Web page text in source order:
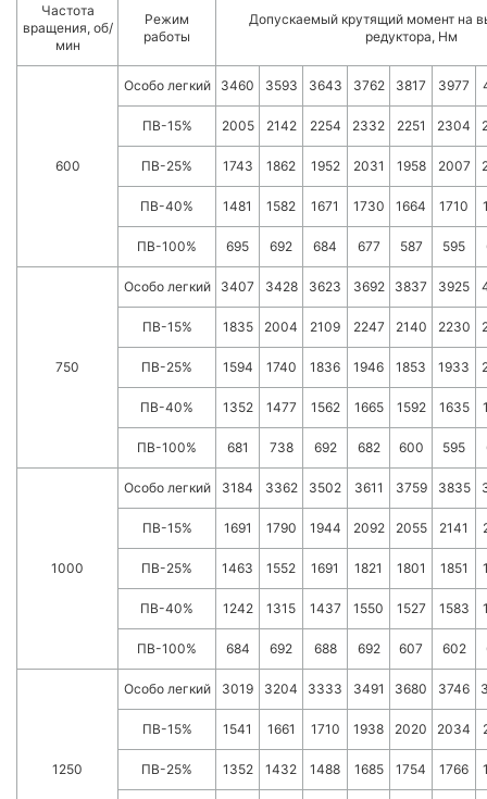
Частота
вращения, об/
мин
Режим
работы
Допускаемый крутящий момент на
редуктора, Нм
600
Особо легкий 3460 3593 3643 3762 3817 3977
ПВ-15% 2005 2142 2254 2332 2251 2304
ПВ-25% 1743 1862 1952 2031 1958 2007
ПВ-40% 1481 1582 1671 1730 1664 1710
ПВ-100% 695 692 684 677 587 595
750
Особо легкий 3407 3428 3623 3692 3837 3925
ПВ-15% 1835 2004 2109 2247 2140 2230
ПВ-25% 1594 1740 1836 1946 1853 1933
ПВ-40% 1352 1477 1562 1665 1592 1635
ПВ-100% 681 738 692 682 600 595
1000
Особо легкий 3184 3362 3502 3611 3759 3835
ПВ-15% 1691 1790 1944 2092 2055 2141
ПВ-25% 1463 1552 1691 1821 1801 1851
ПВ-40% 1242 1315 1437 1550 1527 1583
ПВ-100% 684 692 688 692 607 602
1250
Особо легкий 3019 3204 3333 3491 3680 3746
ПВ-15% 1541 1661 1710 1938 2020 2034
ПВ-25% 1352 1432 1488 1685 1754 1766